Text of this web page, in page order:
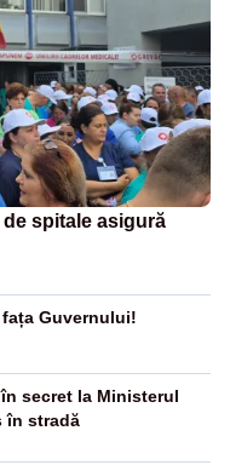
spitale asigură
Guvernului!
secret la Ministerul
în stradă